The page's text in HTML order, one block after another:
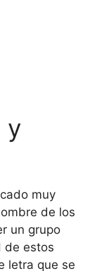
y
muy
de los
un grupo
de estos
letra que se